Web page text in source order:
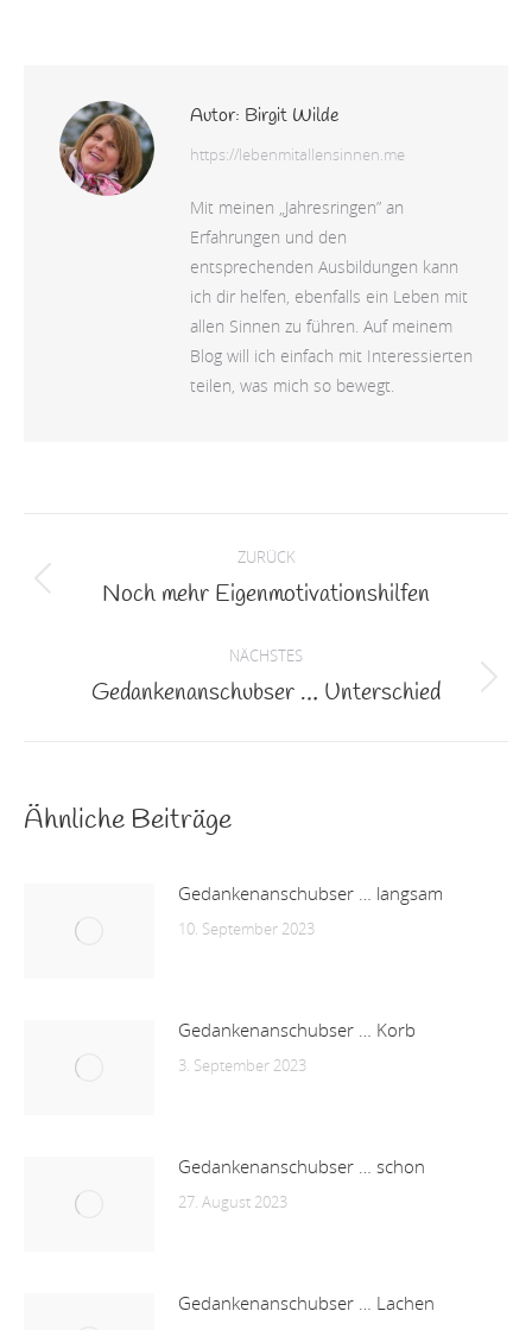
Autor: Birgit Wilde
https://lebenmitallensinnen.me
Mit meinen „Jahresringen” an
Erfahrungen und den
entsprechenden Ausbildungen kann
ich dir helfen, ebenfalls ein Leben mit
allen Sinnen zu führen. Auf meinem
Blog will ich einfach mit Interessierten
teilen, was mich so bewegt.
Kommentarnavigation
ZURÜCK
Vorheriger
Noch mehr Eigenmotivationshilfen
NÄCHSTES
Nächster
Gedankenanschubser … Unterschied
Ähnliche Beiträge
Gedankenanschubser … langsam
10. September 2023
Gedankenanschubser … Korb
3. September 2023
Gedankenanschubser … schon
27. August 2023
Gedankenanschubser … Lachen